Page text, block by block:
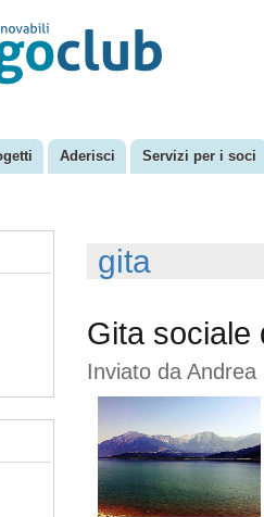
Aderisci Servizi per i soci
gita
Gita sociale
Inviato da Andrea